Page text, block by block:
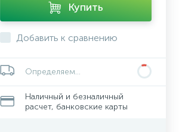
Купить
Добавить к сравнению
Определяем...
Наличный и безналичный
расчет, банковские карты